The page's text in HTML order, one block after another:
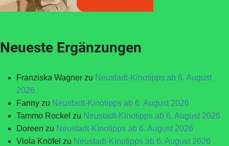
Neueste Ergänzungen
Franziska Wagner zu Neustadt-Kinotipps ab 6. August
2026
Fanny zu Neustadt-Kinotipps ab 6. August 2026
Tammo Rockel zu Neustadt-Kinotipps ab 6. August 2026
Doreen zu Neustadt-Kinotipps ab 6. August 2026
Viola Knöfel zu Neustadt-Kinotipps ab 6. August 2026